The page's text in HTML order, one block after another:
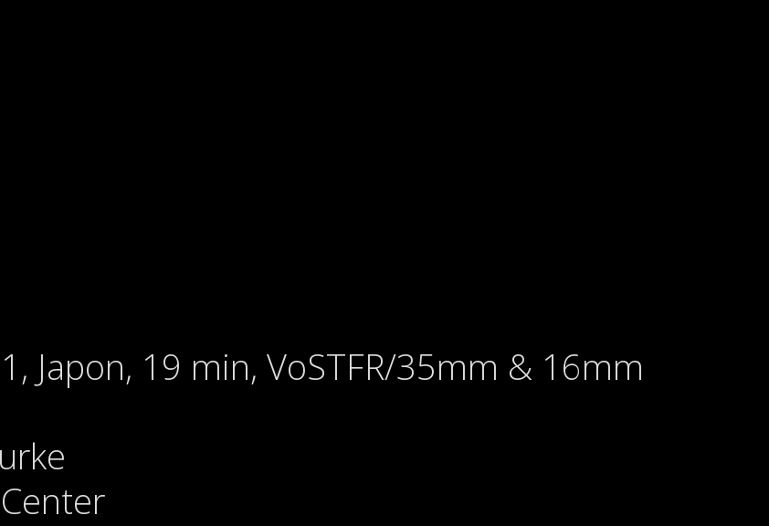
Japon, 19 min, VoSTFR/35mm & 16mm